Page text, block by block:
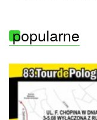
popularne